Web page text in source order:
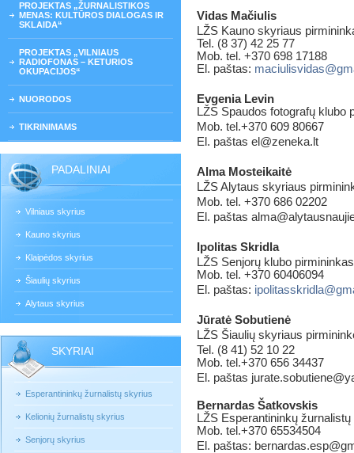
PROJEKTAS „ŽURNALISTIKOS
MENAS: KULTŪROS DIALOGAS IR
SKLAIDA“
PROJEKTAS „VILNIAUS
RADIOFONAS – KETURIOS
OKUPACIJOS“
NUORODOS
TIKRINIMAMS
PADALINIAI
Vilniaus skyrius
Kauno skyrius
Klaipėdos skyrius
Šiaulių skyrius
Alytaus skyrius
SKYRIAI
Esperantininkų žurnalistų skyrius
Kelionių žurnalistų skyrius
Senjorų skyrius
Vidas Mačiulis
LŽS Kauno skyriaus
Tel. (8 37) 42 25 77
Mob. tel. +370 698 17188
El. paštas:
Evgenia Levin
LŽS Spaudos fotografų klubo
Mob. tel.+370 609 80667
El. paštas el@zeneka.lt
Alma Mosteikaitė
LŽS Alytaus skyriaus
Mob. tel. +370 686 02202
El. paštas
Ipolitas Skridla
LŽS Senjorų klubo pirmininkas
Mob. tel. +370 60406094
El. paštas:
Jūratė Sobutienė
LŽS Šiaulių skyriaus
Tel. (8 41) 52 10 22
Mob. tel.+370 656 34437
El. paštas
Bernardas Šatkovskis
LŽS Esperantininkų
Mob. tel.+370 65534504
El. paštas: